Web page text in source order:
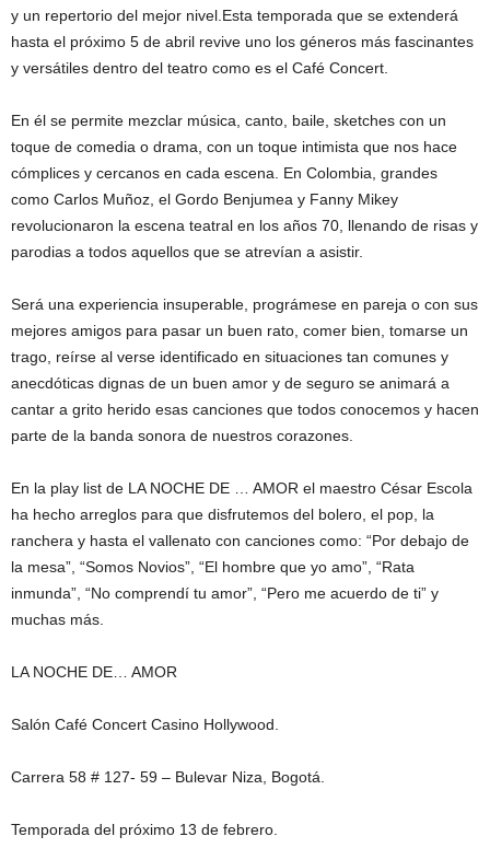
y un repertorio del mejor nivel.Esta temporada que se extenderá
hasta el próximo 5 de abril revive uno los géneros más fascinantes
y versátiles dentro del teatro como es el Café Concert.
En él se permite mezclar música, canto, baile, sketches con un
toque de comedia o drama, con un toque intimista que nos hace
cómplices y cercanos en cada escena. En Colombia, grandes
como Carlos Muñoz, el Gordo Benjumea y Fanny Mikey
revolucionaron la escena teatral en los años 70, llenando de risas y
parodias a todos aquellos que se atrevían a asistir.
Será una experiencia insuperable, prográmese en pareja o con sus
mejores amigos para pasar un buen rato, comer bien, tomarse un
trago, reírse al verse identificado en situaciones tan comunes y
anecdóticas dignas de un buen amor y de seguro se animará a
cantar a grito herido esas canciones que todos conocemos y hacen
parte de la banda sonora de nuestros corazones.
En la play list de LA NOCHE DE … AMOR el maestro César Escola
ha hecho arreglos para que disfrutemos del bolero, el pop, la
ranchera y hasta el vallenato con canciones como: “Por debajo de
la mesa”, “Somos Novios”, “El hombre que yo amo”, “Rata
inmunda”, “No comprendí tu amor”, “Pero me acuerdo de ti” y
muchas más.
LA NOCHE DE… AMOR
Salón Café Concert Casino Hollywood.
Carrera 58 # 127- 59 – Bulevar Niza, Bogotá.
Temporada del próximo 13 de febrero.